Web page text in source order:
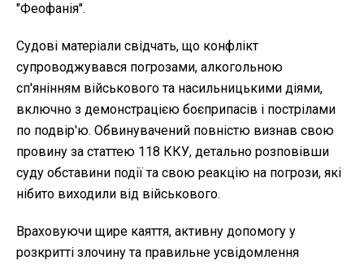
"Феофанія".
Судові матеріали свідчать, що конфлікт
супроводжувався погрозами, алкогольною
сп'янінням військового та насильницькими діями,
включно з демонстрацією боєприпасів і пострілами
по подвір'ю. Обвинувачений повністю визнав свою
провину за статтею 118 ККУ, детально розповівши
суду обставини події та свою реакцію на погрози, які
нібито виходили від військового.
Враховуючи щире каяття, активну допомогу у
розкритті злочину та правильне усвідомлення